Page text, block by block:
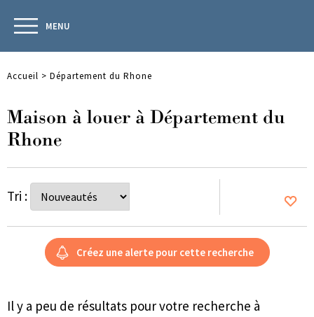
MENU
Accueil > Département du Rhone
Maison à louer à Département du
Rhone
Tri :
Il y a peu de résultats pour votre recherche à